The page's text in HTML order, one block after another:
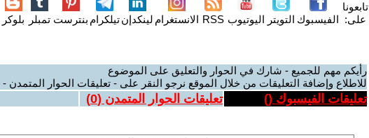
تابعونا
على: الفيسبوك التويتر اليوتيوب RSS الانستغرام لينكدإنتيلكرام بنترست تمبلر بلوكر
رأيكم مهم للجميع - شارك في الحوار والتعليق على الموضوع
للاطلاع وإضافة التعليقات من خلال الموقع نرجو النقر على - تعليقات الحوار المتمدن -
تعليقات الفيسبوك () تعليقات الحوار المتمدن (0
)